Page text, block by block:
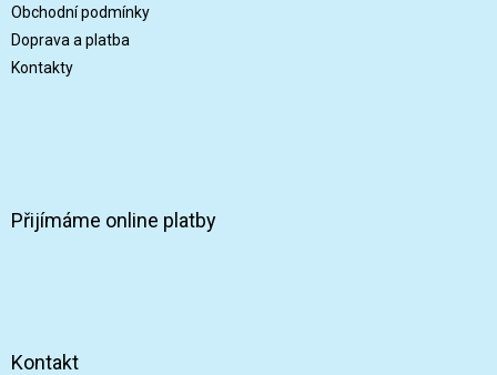
Obchodní podmínky
Doprava a platba
Kontakty
Přijímáme online platby
Kontakt